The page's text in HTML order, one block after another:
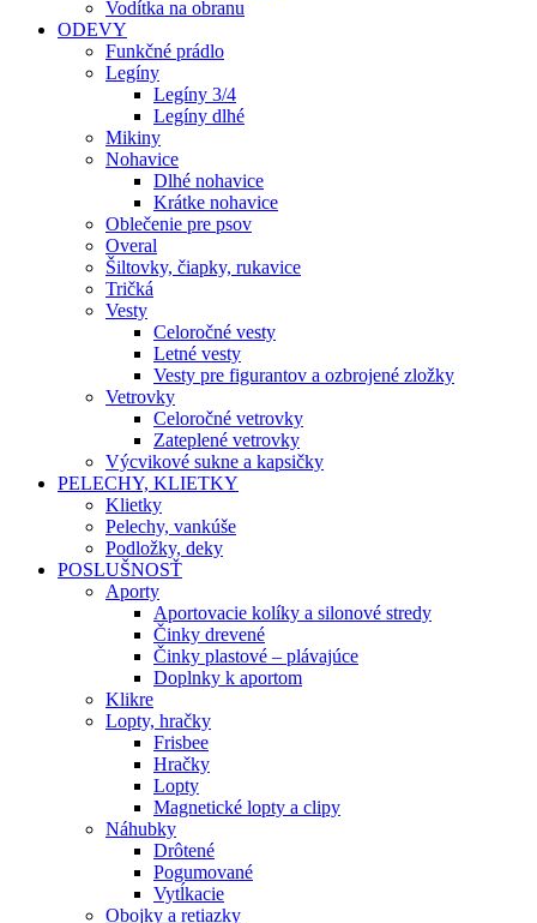
Vodítka na obranu
ODEVY
Funkčné prádlo
Legíny
Legíny 3/4
Legíny dlhé
Mikiny
Nohavice
Dlhé nohavice
Krátke nohavice
Oblečenie pre psov
Overal
Šiltovky, čiapky, rukavice
Tričká
Vesty
Celoročné vesty
Letné vesty
Vesty pre figurantov a ozbrojené zložky
Vetrovky
Celoročné vetrovky
Zateplené vetrovky
Výcvikové sukne a kapsičky
PELECHY, KLIETKY
Klietky
Pelechy, vankúše
Podložky, deky
POSLUŠNOSŤ
Aporty
Aportovacie kolíky a silonové stredy
Činky drevené
Činky plastové – plávajúce
Doplnky k aportom
Klikre
Lopty, hračky
Frisbee
Hračky
Lopty
Magnetické lopty a clipy
Náhubky
Drôtené
Pogumované
Vytĺkacie
Obojky a retiazky